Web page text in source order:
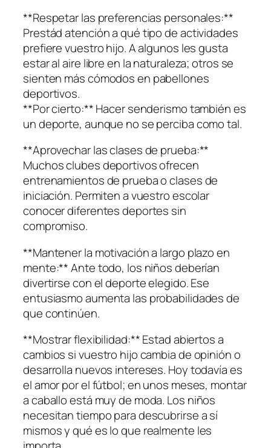
**Respetar las preferencias personales:**
Prestád atención a qué tipo de actividades
prefiere vuestro hijo. A algunos les gusta
estar al aire libre en la naturaleza; otros se
sienten más cómodos en pabellones
deportivos.
**Por cierto:** Hacer senderismo también es
un deporte, aunque no se perciba como tal.
**Aprovechar las clases de prueba:**
Muchos clubes deportivos ofrecen
entrenamientos de prueba o clases de
iniciación. Permiten a vuestro escolar
conocer diferentes deportes sin
compromiso.
**Mantener la motivación a largo plazo en
mente:** Ante todo, los niños deberían
divertirse con el deporte elegido. Ese
entusiasmo aumenta las probabilidades de
que continúen.
**Mostrar flexibilidad:** Estad abiertos a
cambios si vuestro hijo cambia de opinión o
desarrolla nuevos intereses. Hoy todavía es
el amor por el fútbol; en unos meses, montar
a caballo está muy de moda. Los niños
necesitan tiempo para descubrirse a sí
mismos y qué es lo que realmente les